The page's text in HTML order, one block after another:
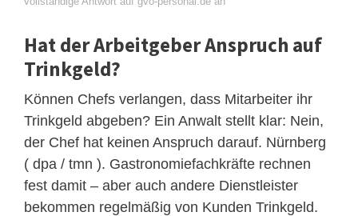
Hat der Arbeitgeber Anspruch auf
Trinkgeld?
Können Chefs verlangen, dass Mitarbeiter ihr
Trinkgeld abgeben? Ein Anwalt stellt klar: Nein,
der Chef hat keinen Anspruch darauf. Nürnberg
( dpa / tmn ). Gastronomiefachkräfte rechnen
fest damit – aber auch andere Dienstleister
bekommen regelmäßig von Kunden Trinkgeld.